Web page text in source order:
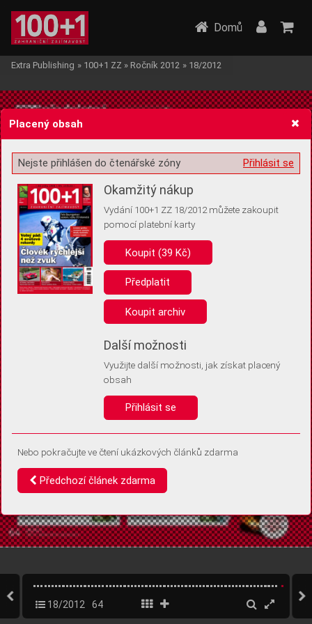
Žádost o souhlas s ukládáním volitelných informací
Pro základní fungování webu nepotřebujeme ukládat žádné informace
(tzv. cookies apod.). Rádi bychom vás ale požádali o souhlas s
uložením volitelných informací:
Anonymní unikátní ID
Díky němu příště poznáme, že se jedná o stejné zařízení, a
Identifikátor je zcela anonymní.
Vaše souhlasy a odmítnutí si ukládáme do vašeho zařízení, abychom se
vás už příště znovu neptali. Můžete je kdykoli později upravit ve Správě
Domů
Extra Publishing » 100+1 ZZ » Ročník 2012 » 18/2012
18/2012 64
Placený obsah
Přihlásit se
Nejste přihlášen do čtenářské zóny
Okamžitý nákup
Vydání 100+1 ZZ 18/2012 můžete zakoupit
pomocí platební karty
Koupit (39 Kč)
Předplatit
Koupit archiv
Další možnosti
Využijte další možnosti, jak získat placený
obsah
Přihlásit se
Nebo pokračujte ve čtení ukázkových článků zdarma
Předchozí článek zdarma